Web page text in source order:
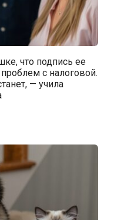
что подпись ее
с налоговой.
— учила